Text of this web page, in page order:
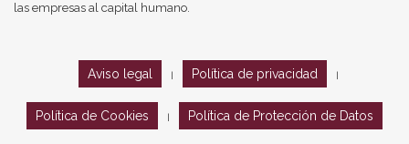
las empresas al capital humano.
Aviso legal Política de privacidad
Política de Cookies Política de Protección de Datos